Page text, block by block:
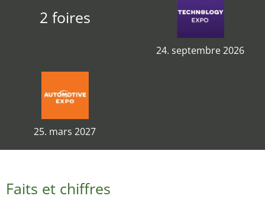
2 foires
24. septembre 2026
25. mars 2027
Faits et chiffres